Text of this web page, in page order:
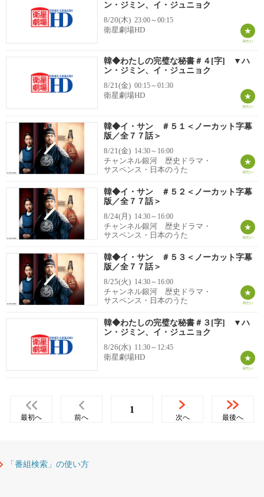
ン・ジミン、イ・ジュニョク
8/20(木) 23:00～00:15
衛星劇場HD
韓◆わたしの完璧な秘書＃４[字] ▼ハ
ン・ジミン、イ・ジュニョク
8/21(金) 00:15～01:30
衛星劇場HD
韓◆イ・サン ＃５１＜ノーカット字幕
版／全７７話＞
8/21(金) 14:30～16:00
チャンネル銀河 歴史ドラマ・
サスペンス・日本のうた
韓◆イ・サン ＃５２＜ノーカット字幕
版／全７７話＞
8/24(月) 14:30～16:00
チャンネル銀河 歴史ドラマ・
サスペンス・日本のうた
韓◆イ・サン ＃５３＜ノーカット字幕
版／全７７話＞
8/25(火) 14:30～16:00
チャンネル銀河 歴史ドラマ・
サスペンス・日本のうた
韓◆わたしの完璧な秘書＃３[字] ▼ハ
ン・ジミン、イ・ジュニョク
8/26(水) 11:30～12:45
衛星劇場HD
最初へ 前へ
1
次へ 最後へ
「番組検索」の使い方